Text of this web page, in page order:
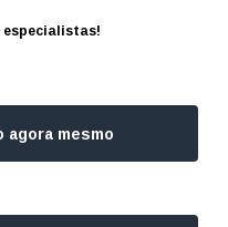
especialistas!
agora mesmo